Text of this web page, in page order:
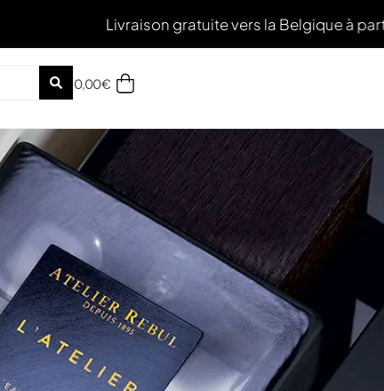
Livraison gratuite vers la Belgique à partir de 50€
0,00€